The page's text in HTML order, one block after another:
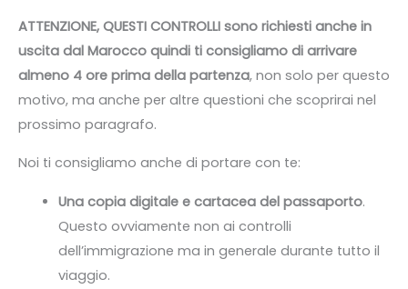
ATTENZIONE, QUESTI CONTROLLI sono richiesti anche in
uscita dal Marocco quindi ti consigliamo di arrivare
almeno 4 ore prima della partenza, non solo per questo
motivo, ma anche per altre questioni che scoprirai nel
prossimo paragrafo.
Noi ti consigliamo anche di portare con te:
Una copia digitale e cartacea del passaporto.
Questo ovviamente non ai controlli
dell’immigrazione ma in generale durante tutto il
viaggio.